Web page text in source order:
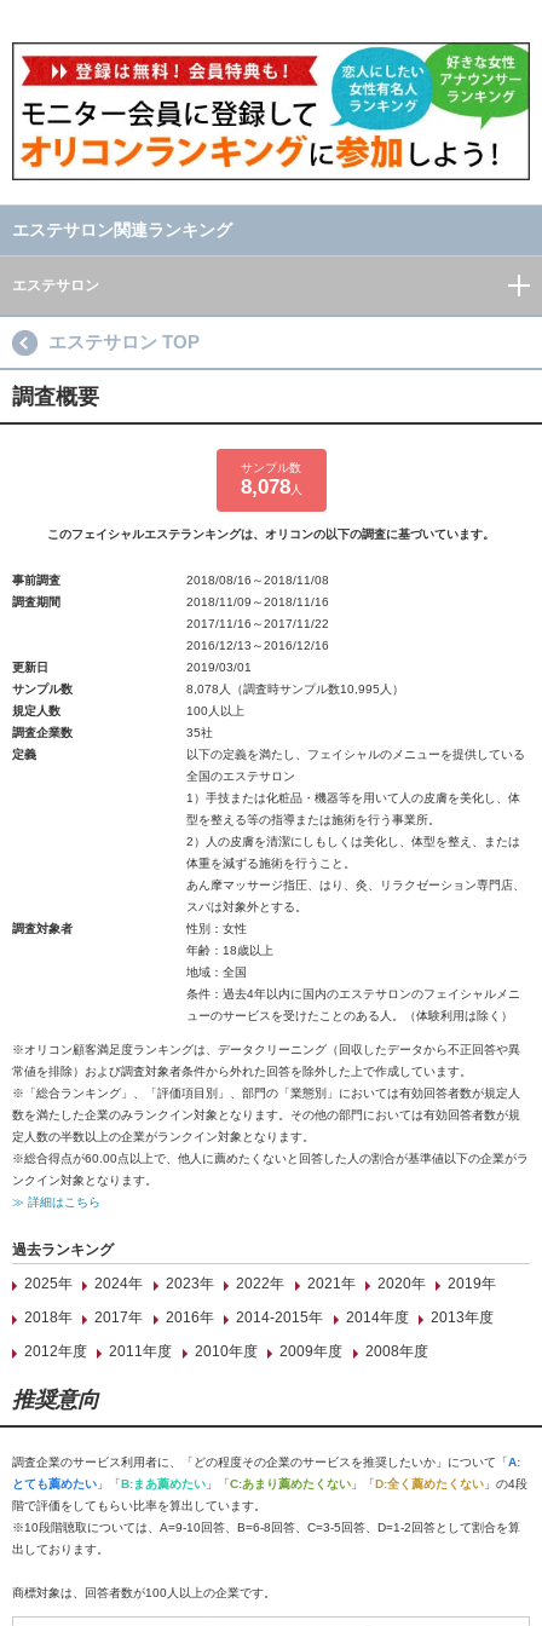
エステサロン関連ランキング
エステサロン
エステサロン TOP
調査概要
サンプル数
8,078人
このフェイシャルエステランキングは、オリコンの以下の調査に基づいています。
事前調査
2018/08/16～2018/11/08
調査期間
2018/11/09～2018/11/16
2017/11/16～2017/11/22
2016/12/13～2016/12/16
更新日
2019/03/01
サンプル数
8,078人（調査時サンプル数10,995人）
規定人数
100人以上
調査企業数
35社
定義
以下の定義を満たし、フェイシャルのメニューを提供している
全国のエステサロン
1）手技または化粧品・機器等を用いて人の皮膚を美化し、体
型を整える等の指導または施術を行う事業所。
2）人の皮膚を清潔にしもしくは美化し、体型を整え、または
体重を減ずる施術を行うこと。
あん摩マッサージ指圧、はり、灸、リラクゼーション専門店、
スパは対象外とする。
調査対象者
性別：女性
年齢：18歳以上
地域：全国
条件：過去4年以内に国内のエステサロンのフェイシャルメニ
ューのサービスを受けたことのある人。（体験利用は除く）
※オリコン顧客満足度ランキングは、データクリーニング（回収したデータから不正回答や異
常値を排除）および調査対象者条件から外れた回答を除外した上で作成しています。
※「総合ランキング」、「評価項目別」、部門の「業態別」においては有効回答者数が規定人
数を満たした企業のみランクイン対象となります。その他の部門においては有効回答者数が規
定人数の半数以上の企業がランクイン対象となります。
※総合得点が60.00点以上で、他人に薦めたくないと回答した人の割合が基準値以下の企業がラ
ンクイン対象となります。
≫ 詳細はこちら
過去ランキング
2025年
2024年 2023年 2022年 2021年 2020年
2019年
2018年
2017年 2016年 2014-2015年 2014年度
2013年度
2012年度
2011年度 2010年度 2009年度 2008年度
推奨意向
調査企業のサービス利用者に、「どの程度その企業のサービスを推奨したいか」について「A:
とても薦めたい 」「B:まあ薦めたい 」「C:あまり薦めたくない 」「D:全く薦めたくない 」の4段
階で評価をしてもらい比率を算出しています。
※10段階聴取については、A=9-10回答、B=6-8回答、C=3-5回答、D=1-2回答として割合を算
出しております。
商標対象は、回答者数が100人以上の企業です。